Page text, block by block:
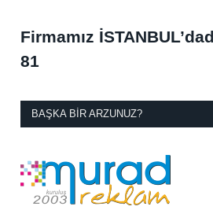
Firmamız
81
BAŞKA BIR ARZUNUZ?